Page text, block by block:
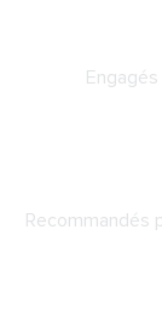
Recommandés